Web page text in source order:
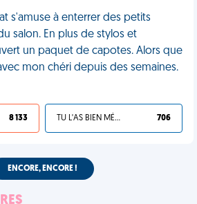
s'amuse à enterrer des petits
salon. En plus de stylos et
un paquet de capotes. Alors que
mon chéri depuis des semaines.
8 133 TU L'AS BIEN MÉRITÉ 706
ENCORE, ENCORE !